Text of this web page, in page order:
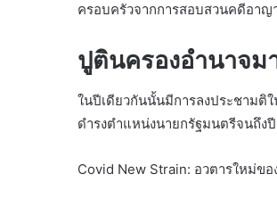
ครอบครัวจากการสอบสวนคดีอาญ
ปูตินครองอำนาจม
ในปีเดียวกันนั้นมีการลงประชามติ
ดำรงตำแหน่งนายกรัฐมนตรีจนถึ
Covid New Strain: อวตารใหม่ข